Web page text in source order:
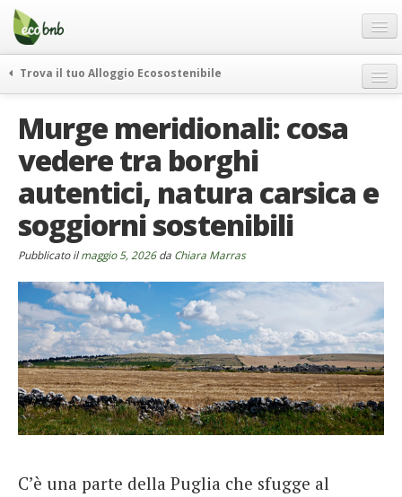
Menu
Salta
contenuto
Offerte Speciali
Regali
FAQ
Chi Siamo
Partner
Contatti
Italiano
German
English
Spanish
French
Trova il tuo Alloggio Ecosostenibile
itinerari
curiosità
vivere e viaggiare verde
news ed eventi
ecohotel
Murge meridionali: cosa
vedere tra borghi
autentici, natura carsica e
soggiorni sostenibili
Pubblicato ilmaggio 5, 2026da Chiara Marras
C’è una parte della Puglia che sfugge al